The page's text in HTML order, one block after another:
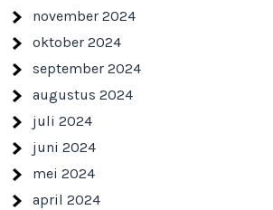
november 2024
oktober 2024
september 2024
augustus 2024
juli 2024
juni 2024
mei 2024
april 2024